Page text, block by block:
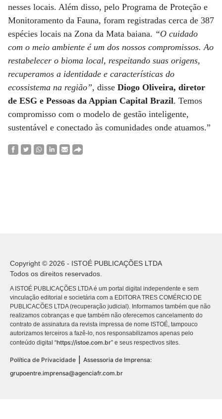
nesses locais. Além disso, pelo Programa de Proteção e
Monitoramento da Fauna, foram registradas cerca de 387
espécies locais na Zona da Mata baiana. “O cuidado
com o meio ambiente é um dos nossos compromissos. Ao
restabelecer o bioma local, respeitando suas origens,
recuperamos a identidade e características do
ecossistema na região”, disse Diogo Oliveira, diretor
de ESG e Pessoas da Appian Capital Brazil. Temos
compromisso com o modelo de gestão inteligente,
sustentável e conectado às comunidades onde atuamos.”
Copyright © 2026 - ISTOÉ PUBLICAÇÕES LTDA
Todos os direitos reservados.
A ISTOÉ PUBLICAÇÕES LTDA é um portal digital independente e sem
vinculação editorial e societária com a EDITORA TRES COMÉRCIO DE
PUBLICACÕES LTDA (recuperação judicial). Informamos também que não
realizamos cobranças e que também não oferecemos cancelamento do
contrato de assinatura da revista impressa de nome ISTOÉ, tampouco
autorizamos terceiros a fazê-lo, nos responsabilizamos apenas pelo
conteúdo digital “https://istoe.com.br” e seus respectivos sites.
Política de Privacidade
Assessoria de Imprensa:
grupoentre.imprensa@agenciafr.com.br